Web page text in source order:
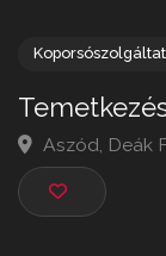
Temetkezés
Aszód, Deák